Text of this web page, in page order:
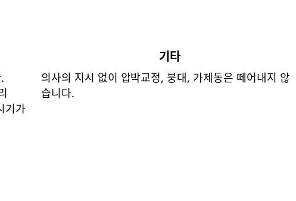
기가
기타
의사의 지시 없이 압박교정, 붕대, 가제동은 떼어내지 않
습니다.